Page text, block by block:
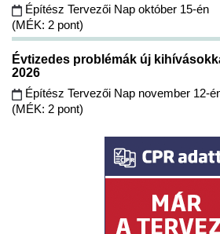
Építész Tervezői Nap október 15-én
(MÉK: 2 pont)
Évtizedes problémák új
2026
Építész Tervezői Nap november 12-
(MÉK: 2 pont)